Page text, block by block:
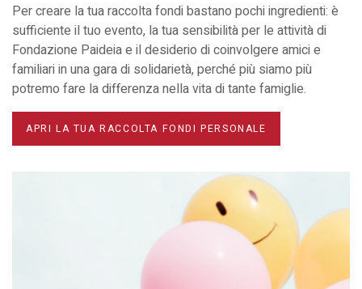
Per creare la tua raccolta fondi bastano pochi ingredienti: è
sufficiente il tuo evento, la tua sensibilità per le attività di
Fondazione Paideia e il desiderio di coinvolgere amici e
familiari in una gara di solidarietà, perché più siamo più
potremo fare la differenza nella vita di tante famiglie.
APRI LA TUA RACCOLTA FONDI PERSONALE